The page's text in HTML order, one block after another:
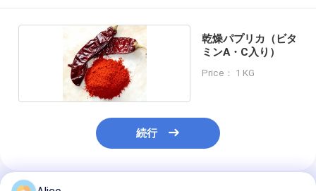
乾燥パプリカ（ビタ
ミンA・C入り）
Price： 1 KG
続行